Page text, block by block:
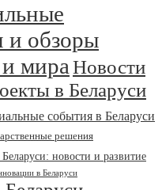
и обзоры
мира Новости
в Беларуси
события в Беларуси
решения
новости и развитие
в Беларуси